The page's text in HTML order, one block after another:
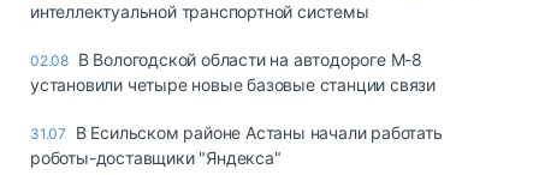
интеллектуальной транспортной системы
02.08 В Вологодской области на автодороге М-8
установили четыре новые базовые станции связи
31.07
В Есильском районе Астаны начали работать
роботы-доставщики "Яндекса"